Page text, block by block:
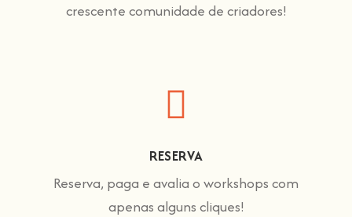
crescente comunidade de criadores!
RESERVA
Reserva, paga e avalia o workshops com
apenas alguns cliques!